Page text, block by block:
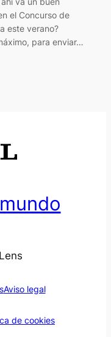
el Concurso de
este verano?
para enviar…
Aviso legal
de cookies